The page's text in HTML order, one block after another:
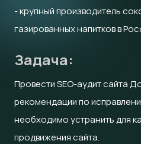
- крупный производитель
газированных напитков в
Задача:
Провести SEO-аудит сайта
рекомендации по
необходимоустранить для
продвижения сайта.